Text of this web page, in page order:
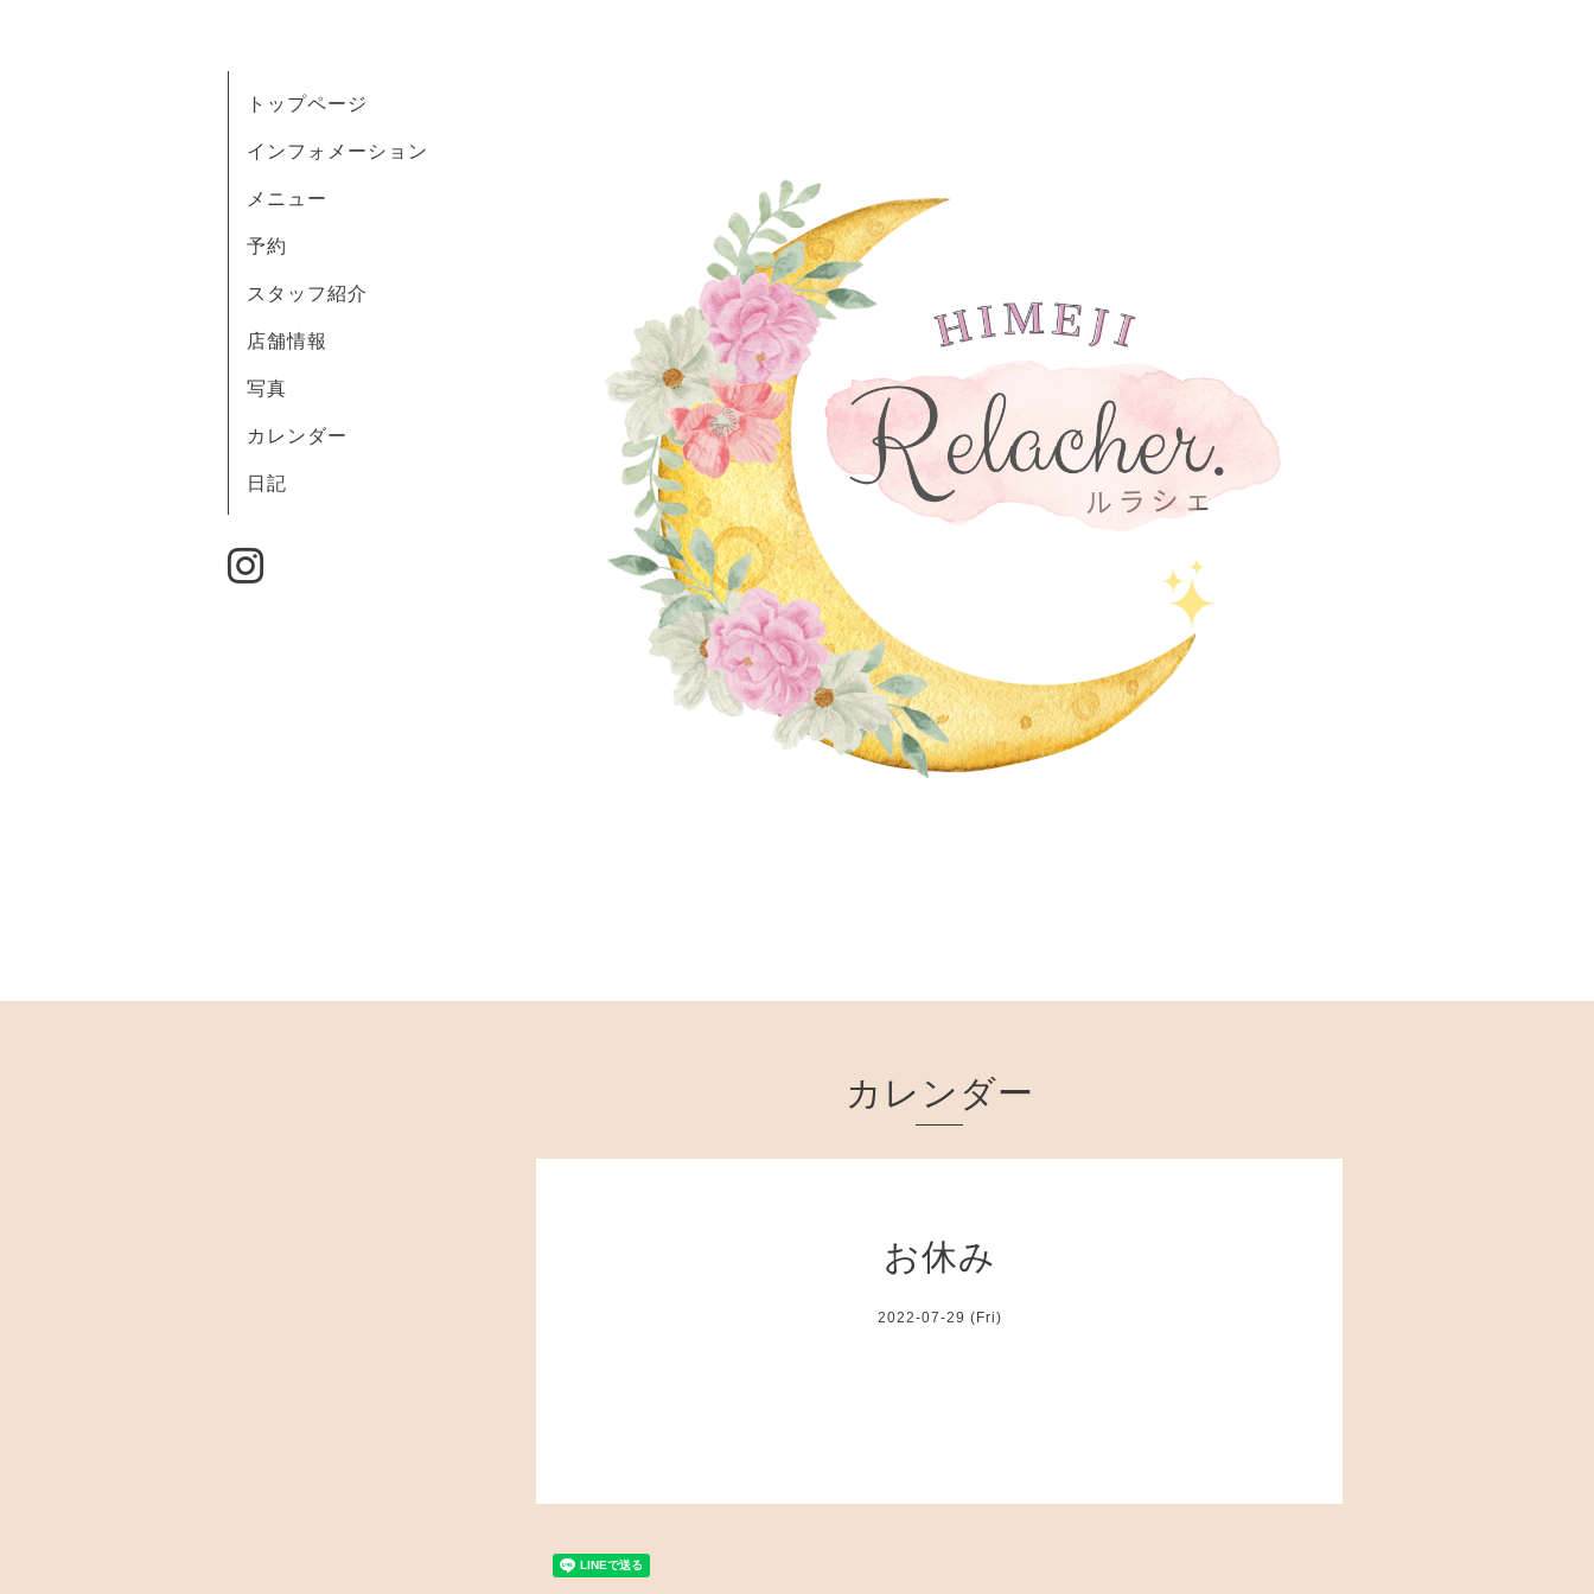
トップページ
インフォメーション
メニュー
予約
スタッフ紹介
店舗情報
写真
カレンダー
日記
カレンダー
お休み
2022-07-29 (Fri)